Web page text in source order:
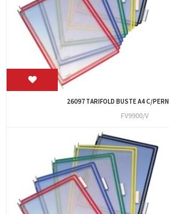
26097 TARIFOLD BUSTE A4 C/
FV9900/V